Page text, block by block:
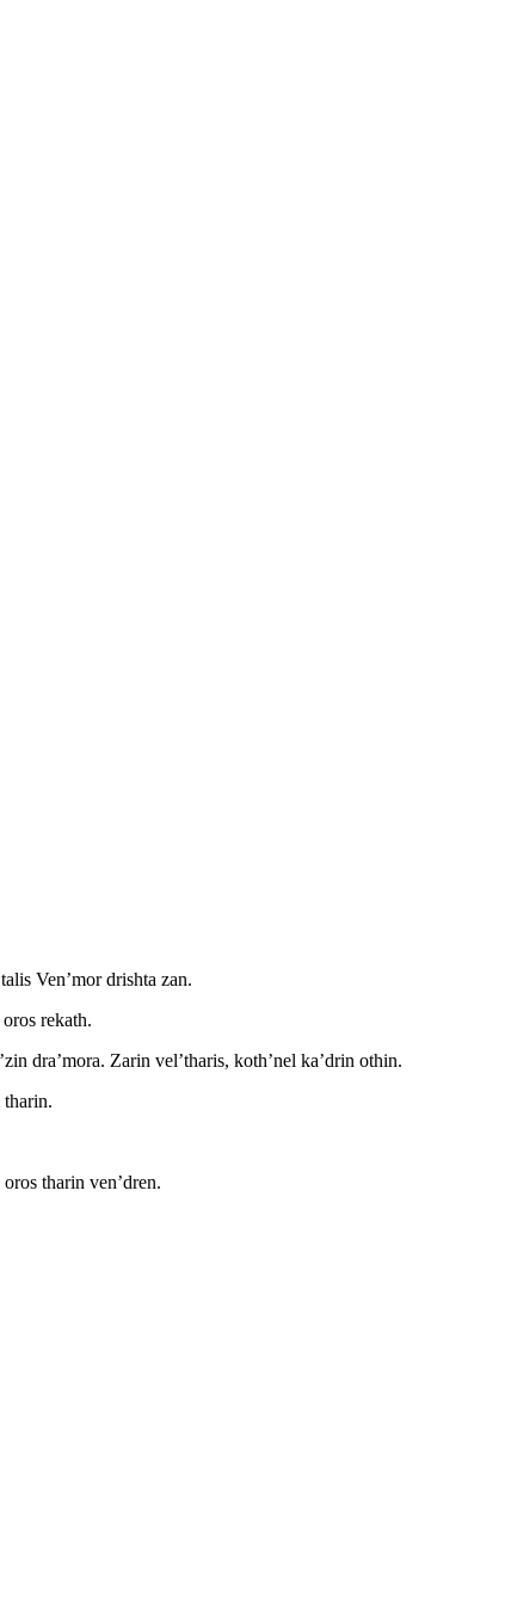
Ven’mor drishta zan.
rekath.
dra’mora. Zarin vel’tharis, koth’nel ka’drin othin.
tharin.
tharin ven’dren.